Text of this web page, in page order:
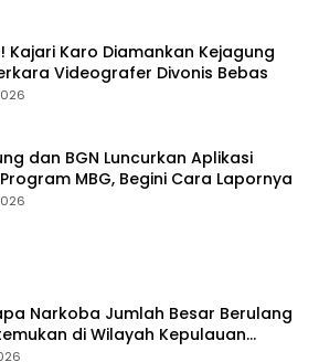
Kajari Karo Diamankan Kejagung
Videografer Divonis Bebas
dan BGN Luncurkan Aplikasi
MBG, Begini Cara Lapornya
Narkoba Jumlah Besar Berulang
di Wilayah Kepulauan